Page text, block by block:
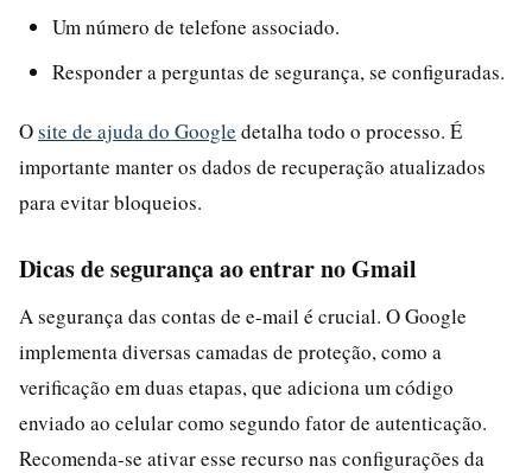
Um número de telefone associado.
Responder a perguntas de segurança, se configuradas.
Osite de ajuda do Google detalha todo o processo. É
importante manter os dados de recuperação atualizados
para evitar bloqueios.
Dicas de segurança ao entrar no Gmail
A segurança das contas de e-mail é crucial. O Google
implementa diversas camadas de proteção, como a
verificação em duas etapas, que adiciona um código
enviado ao celular como segundo fator de autenticação.
Recomenda-se ativar esse recurso nas configurações da